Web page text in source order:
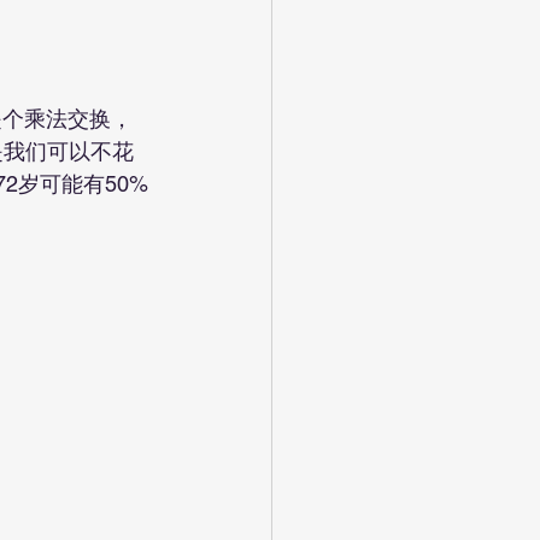
们可以不花
岁可能有50%